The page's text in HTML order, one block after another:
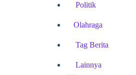
Politik
Olahraga
Tag Berita
Lainnya